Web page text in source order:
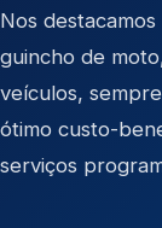
Nos
guincho de moto
veículos,
ótimo custo-
serviços